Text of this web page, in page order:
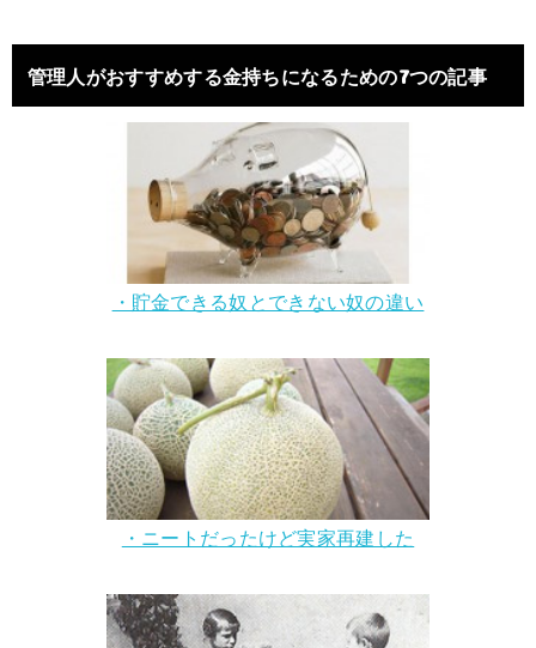
管理人がおすすめする金持ちになるための7つの記事
・貯金できる奴とできない奴の違い
・ニートだったけど実家再建した